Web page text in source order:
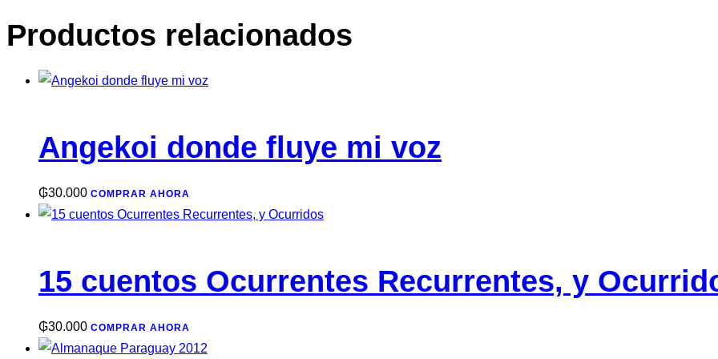
cantidad
Productos relacionados
Angekoi donde fluye mi voz
₲30.000 COMPRAR AHORA
15 cuentos Ocurrentes Recurrentes, y
₲30.000 COMPRAR AHORA